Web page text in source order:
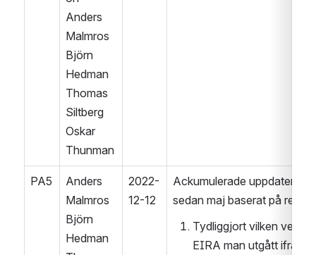
Anders
Malmros
Björn
Hedman
Thomas
Siltberg
Oskar
Thunman
PA5
Anders
Malmros
Björn
Hedman
2022-
12-12
Ackumulerade
sedan maj baserat på
Tydliggjort vilken
EIRA man utgått ifrån,